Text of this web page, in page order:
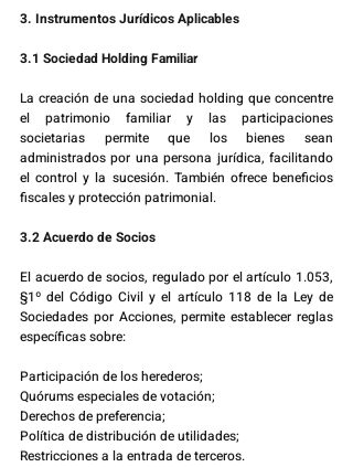
3. Instrumentos Jurídicos Aplicables
3.1 Sociedad Holding Familiar
La creación de una sociedad holding que concentre
el patrimonio familiar y las participaciones
societarias permite que los bienes sean
administrados por una persona jurídica, facilitando
el control y la sucesión. También ofrece beneficios
fiscales y protección patrimonial.
3.2 Acuerdo de Socios
El acuerdo de socios, regulado por el artículo 1.053,
§1º del Código Civil y el artículo 118 de la Ley de
Sociedades por Acciones, permite establecer reglas
específicas sobre:
Participación de los herederos;
Quórums especiales de votación;
Derechos de preferencia;
Política de distribución de utilidades;
Restricciones a la entrada de terceros.